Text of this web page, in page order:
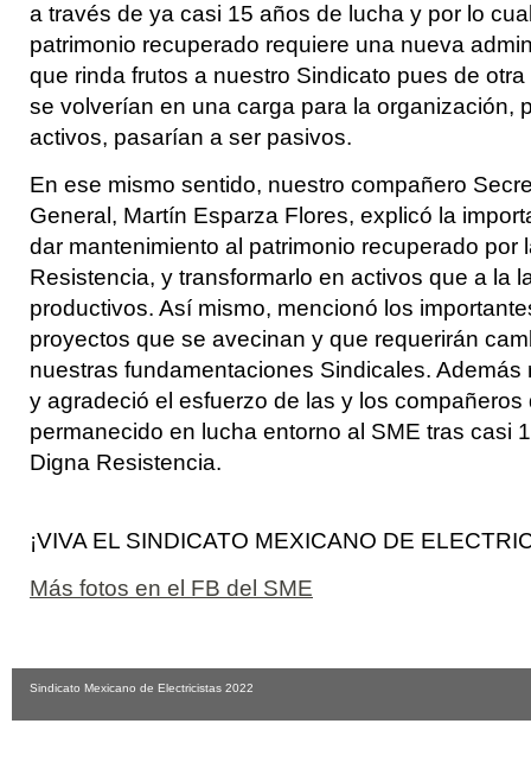
a través de ya casi 15 años de lucha y por lo
patrimonio recuperado requiere una nueva
que rinda frutos a nuestro Sindicato pues de
se volverían en una carga para la organización,
activos, pasarían a ser pasivos.
En ese mismo sentido, nuestro compañero
General, Martín Esparza Flores, explicó la
dar mantenimiento al patrimonio recuperado por
Resistencia, y transformarlo en activos que a la
productivos. Así mismo, mencionó los
proyectos que se avecinan y que requerirán
nuestras fundamentaciones Sindicales. Además
y agradeció el esfuerzo de las y los compañeros
permanecido en lucha entorno al SME tras casi
Digna Resistencia.
¡VIVA EL SINDICATO MEXICANO DE
Más fotos en el FB del SME
Sindicato Mexicano de Electricistas 2022